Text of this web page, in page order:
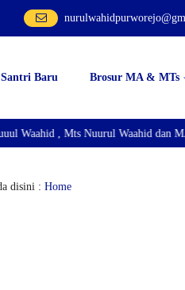
Baru Brosur MA & MTs
, Mts Nuurul Waahid dan
disini : Home